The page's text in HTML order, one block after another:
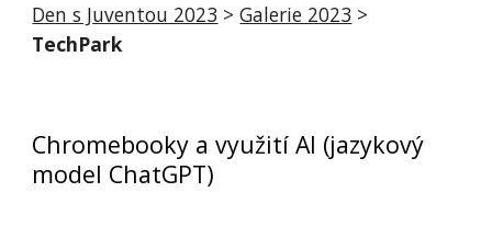
Den s Juventou 2023 >Galerie 2023 >
TechPark
Chromebooky a využití AI (jazykový
model ChatGPT)